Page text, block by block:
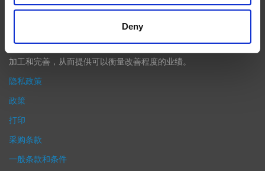
Deny
产品性能等级的精致度十分关键。我们的机床采用完整的加工方法
（加工时间仅占其他方法所需时间的一小部分）来提高成品轮廓的
精度。事实上，我们的 易趋宏公司（EXTRUDE HONE®） 机械加
加工和完善，从而提供可以衡量改善程度的业绩。
隐私政策
政策
打印
采购条款
一般条款和条件